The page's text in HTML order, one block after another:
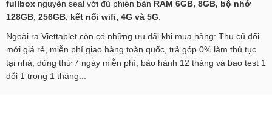
fullbox nguyên seal với đủ phiên bản RAM 6GB, 8GB, bộ nhớ
128GB, 256GB, kết nối wifi, 4G và 5G
Ngoài ra Viettablet còn có những ưu đãi khi mua hàng: Thu cũ đổi
mới giá rẻ, miễn phí giao hàng toàn quốc, trả góp 0% làm thủ tục
tại nhà, dùng thử 7 ngày miễn phí, bảo hành 12 tháng và bao test 1
đổi 1 trong 1 tháng...